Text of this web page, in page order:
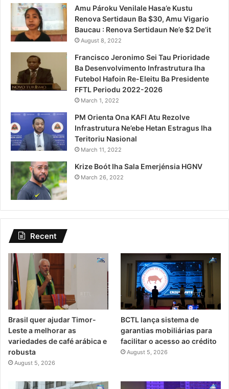
Amu Pároku Venilale Hasa’e Kustu
Renova Sertidaun Ba $30, Amu Vigario
Baucau : Renova Sertidaun Ne’e $2 De’it
August 8, 2022
Francisco Jeronimo Sei Tau Prioridade
Ba Desenvolvimento Infrastrutura Iha
Futebol Hafoin Re-Eleitu Ba Presidente
FFTL Periodu 2022-2026
March 1, 2022
PM Orienta Ona KAFI Atu Rezolve
Infrastrutura Ne’ebe Hetan Estragus Iha
Teritoriu Nasional
March 11, 2022
Krize Boót Iha Sala Emerjénsia HGNV
March 26, 2022
Recent
Brasil quer ajudar Timor-
Leste a melhorar as
variedades de café arábica e
robusta
August 5, 2026
BCTL lança sistema de
garantias mobiliárias para
facilitar o acesso ao crédito
August 5, 2026